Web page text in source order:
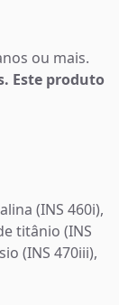
ou mais.
Este produto
(INS 460i),
titânio (INS
(INS 470iii),